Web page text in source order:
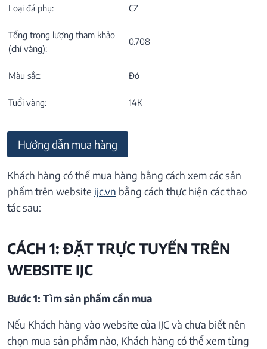
Loại đá phụ: CZ
Tổng trọng lượng tham khảo
(chỉ vàng):
0.708
Màu sắc: Đỏ
Tuổi vàng: 14K
Hướng dẫn mua hàng
Khách hàng có thể mua hàng bằng cách xem các sản
phẩm trên website ijc.vn bằng cách thực hiện các thao
tác sau:
CÁCH 1: ĐẶT TRỰC TUYẾN TRÊN
WEBSITE IJC
Bước 1: Tìm sản phẩm cần mua
Nếu Khách hàng vào website của IJC và chưa biết nên
chọn mua sản phẩm nào, Khách hàng có thể xem từng